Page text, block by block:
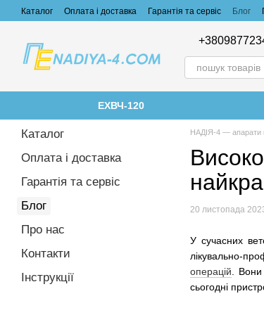
Перейти до основного контенту
Каталог Оплата і доставка Гарантія та сервіс Блог
ЕХВЧ-120
НАДІЯ-4 — апарати
20 листопада
У сучасних
лікувально-
операцій. Вони
сьогодні
Каталог
Оплата і доставка
Гарантія та сервіс
Блог
Про нас
Контакти
Інструкції